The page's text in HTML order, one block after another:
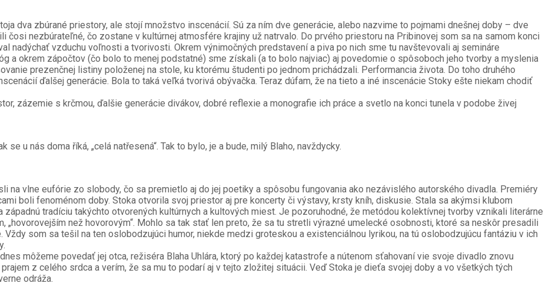
dva zbúrané priestory, ale stojí množstvo inscenácií. Sú za ním dve generácie, alebo nazvime to pojmami dnešnej doby – dve
čosi nezbúrateľné, čo zostane v kultúrnej atmosfére krajiny už natrvalo. Do prvého priestoru na Pribinovej som sa na samom konci
nadýchať vzduchu voľnosti a tvorivosti. Okrem výnimočných predstavení a piva po nich sme tu navštevovali aj semináre
a okrem zápočtov (čo bolo to menej podstatné) sme získali (a to bolo najviac) aj povedomie o spôsoboch jeho tvorby a myslenia
prezenčnej listiny položenej na stole, ku ktorému študenti po jednom prichádzali. Performancia života. Do toho druhého
ďalšej generácie. Bola to taká veľká tvorivá obývačka. Teraz dúfam, že na tieto a iné inscenácie Stoky ešte niekam chodiť
zázemie s krčmou, ďalšie generácie divákov, dobré reflexie a monografie ich práce a svetlo na konci tunela v podobe živej
se u nás doma říká, „celá natřesená“. Tak to bylo, je a bude, milý Blaho, navždycky.
na vlne eufórie zo slobody, čo sa premietlo aj do jej poetiky a spôsobu fungovania ako nezávislého autorského divadla. Premiéry
boli fenoménom doby. Stoka otvorila svoj priestor aj pre koncerty či výstavy, krsty kníh, diskusie. Stala sa akýmsi klubom
tradíciu takýchto otvorených kultúrnych a kultových miest. Je pozoruhodné, že metódou kolektívnej tvorby vznikali literárne
než hovorovým“. Mohlo sa tak stať len preto, že sa tu stretli výrazné umelecké osobnosti, ktoré sa neskôr presadili
Vždy som sa tešil na ten oslobodzujúci humor, niekde medzi groteskou a existenciálnou lyrikou, na tú oslobodzujúcu fantáziu v ich
môžeme povedať jej otca, režiséra Blaha Uhlára, ktorý po každej katastrofe a nútenom sťahovaní vie svoje divadlo znovu
z celého srdca a verím, že sa mu to podarí aj v tejto zložitej situácii. Veď Stoka je dieťa svojej doby a vo všetkých tých
odráža.